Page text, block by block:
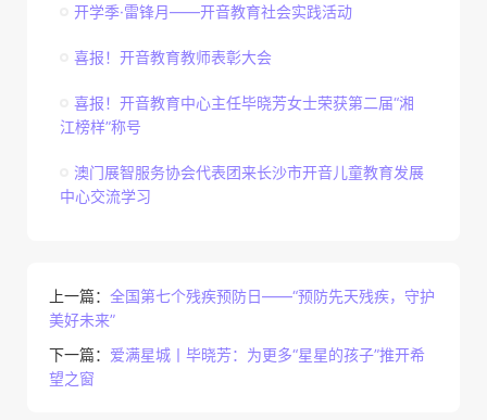
开学季·雷锋月——开音教育社会实践活动
喜报！开音教育教师表彰大会
喜报！开音教育中心主任毕晓芳女士荣获第二届“湘
江榜样”称号
澳门展智服务协会代表团来长沙市开音儿童教育发展
中心交流学习
上一篇： 全国第七个残疾预防日——“预防先天残疾，守护
美好未来”
下一篇： 爱满星城丨毕晓芳：为更多“星星的孩子”推开希
望之窗